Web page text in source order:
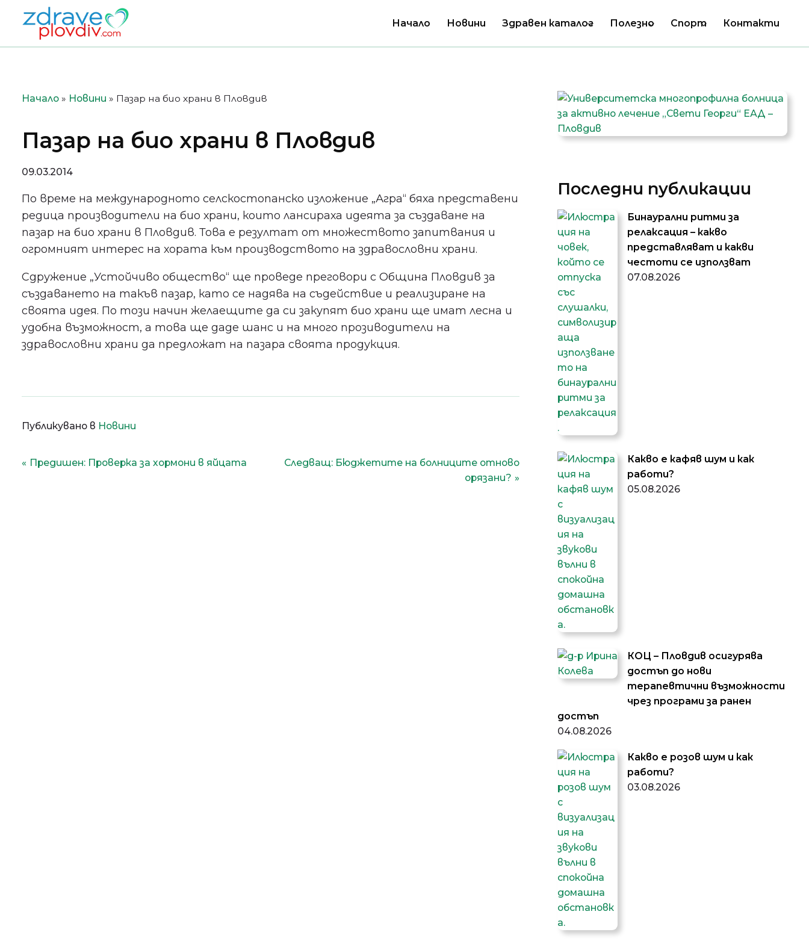
Преминете
към
съдържанието
Начало Новини Здравен каталог Полезно Спорт Контакти
Начало » Новини » Пазар на био храни в Пловдив
Пазар на био храни в Пловдив
09.03.2014
По време на международното селскостопанско изложение „Агра“ бяха представени
редица производители на био храни, които лансираха идеята за създаване на
пазар на био храни в Пловдив. Това е резултат от множеството запитвания и
огромният интерес на хората към производството на здравословни храни.
Сдружение „Устойчиво общество“ ще проведе преговори с Община Пловдив за
създаването на такъв пазар, като се надява на съдействие и реализиране на
своята идея. По този начин желаещите да си закупят био храни ще имат лесна и
удобна възможност, а това ще даде шанс и на много прозиводители на
здравословни храни да предложат на пазара своята продукция.
Публикувано в Новини
Навигация
Предишен: Проверка за хормони в яйцата Следващ: Бюджетите на болниците отново
орязани?
Последни публикации
Бинаурални ритми за
релаксация – какво
представляват и какви
честоти се използват
07.08.2026
Какво е кафяв шум и как
работи?
05.08.2026
КОЦ – Пловдив осигурява
достъп до нови
терапевтични възможности
чрез програми за ранен
достъп
04.08.2026
Какво е розов шум и как
работи?
03.08.2026